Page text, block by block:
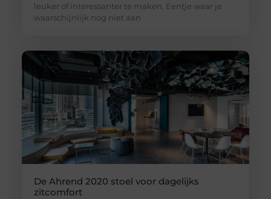
leuker of interessanter te maken. Eentje waar je
waarschijnlijk nog niet aan
De Ahrend 2020 stoel voor dagelijks
zitcomfort